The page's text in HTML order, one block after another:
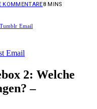
KOMMENTARE8 MINS
Tumblr Email
Email
2: Welche
–